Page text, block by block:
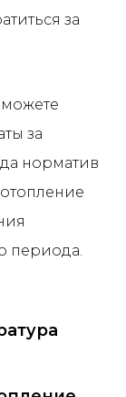
за
за
норматив
периода.